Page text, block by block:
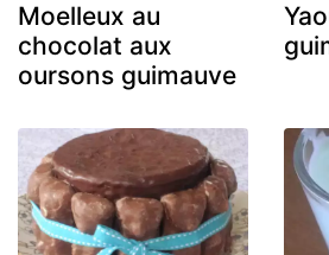
Moelleux au
chocolat aux
oursons guimauve